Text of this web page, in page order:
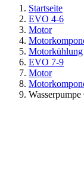
Startseite
EVO 4-6
Motor
Motorkühlung
EVO 7-9
Motor